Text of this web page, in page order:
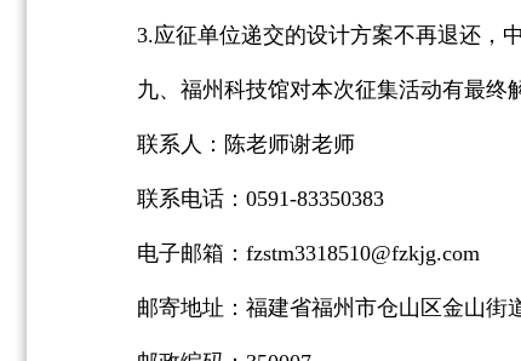
3.应征单位递交的设计方案不再退还，中
九、福州科技馆对本次征集活动有最终解
联系人：陈老师谢老师
联系电话：0591-83350383
电子邮箱：fzstm3318510@fzkjg.com
邮寄地址：福建省福州市仓山区金山街